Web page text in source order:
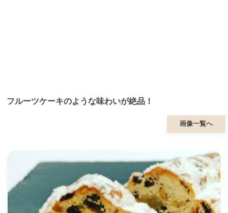
フルーツケーキのような味わいが絶品！
画像一覧へ